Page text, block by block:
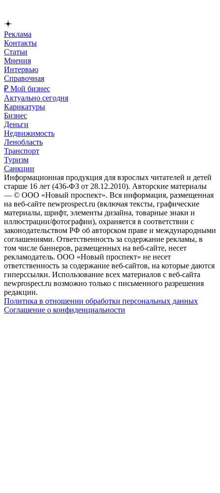
Реклама
Контакты
Статьи
Мнения
Интервью
Справочная
₽ Мой бизнес
Актуально сегодня
Карикатуры
Бизнес
Деньги
Недвижимость
Ленобласть
Транспорт
Туризм
Санкции
Информационная продукция для взрослых читателей и детей
старше 16 лет (436-ФЗ от 28.12.2010). Авторские материалы
— © ООО «Новый проспект». Вся информация, размещенная
на веб-сайте newprospect.ru (включая тексты, графические
материалы, шрифт, элементы дизайна, товарные знаки и
иллюстрации/фотографии), охраняется в соответствии с
законодательством РФ об авторском праве и международными
соглашениями. Ответственность за содержание рекламы, в
том числе баннеров, размещенных на веб-сайте, несет
рекламодатель. ООО «Новый проспект» не несет
ответственность за содержание веб-сайтов, на которые даются
гиперссылки. Использование всех материалов с веб-сайта
newprospect.ru возможно только с письменного разрешения
редакции.
Политика в отношении обработки персональных данных
Соглашение о конфиденциальности